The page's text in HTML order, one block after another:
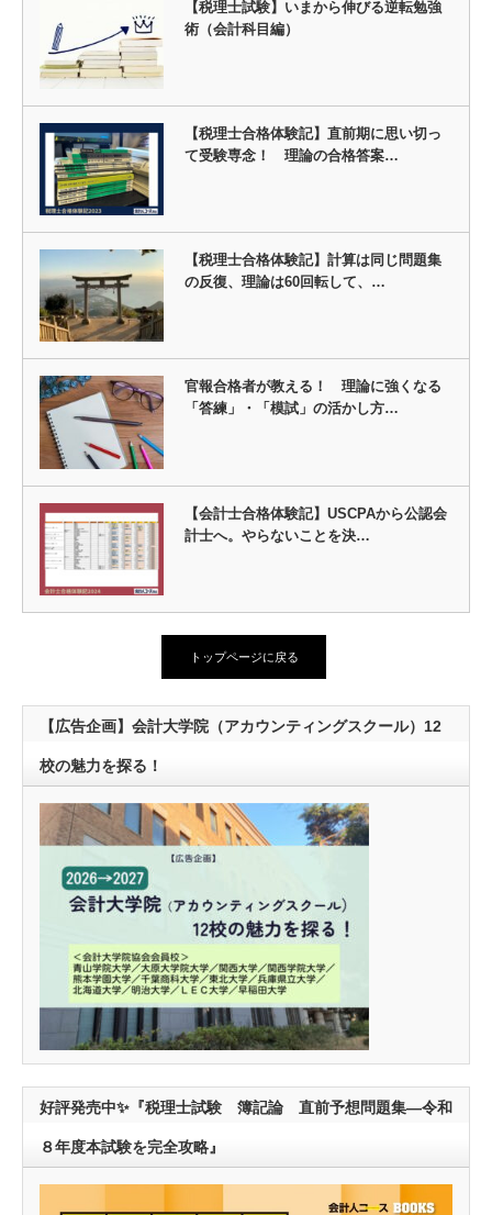
【税理士試験】いまから伸びる逆転勉強
術（会計科目編）
【税理士合格体験記】直前期に思い切っ
て受験専念！ 理論の合格答案…
【税理士合格体験記】計算は同じ問題集
の反復、理論は60回転して、…
官報合格者が教える！ 理論に強くなる
「答練」・「模試」の活かし方…
【会計士合格体験記】USCPAから公認会
計士へ。やらないことを決…
トップページに戻る
【広告企画】会計大学院（アカウンティングスクール）12
校の魅力を探る！
好評発売中✨『税理士試験 簿記論 直前予想問題集―令和
８年度本試験を完全攻略』